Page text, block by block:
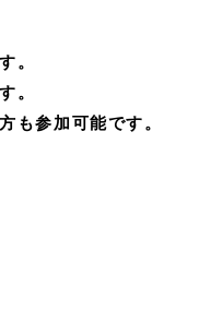
。
。
参加可能です。